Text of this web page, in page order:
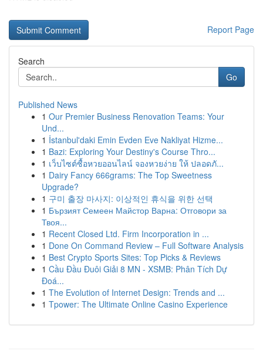
Report Page
Search
Go
Published News
1 Our Premier Business Renovation Teams: Your
Und...
1 İstanbul'daki Emin Evden Eve Nakliyat Hizme...
1 Bazi: Exploring Your Destiny's Course Thro...
1 เว็บไซต์ซื้อหวยออนไลน์ จองหวยง่าย ให้ ปลอดภั...
1 Dairy Fancy 666grams: The Top Sweetness
Upgrade?
1 구미 출장 마사지: 이상적인 휴식을 위한 선택
1 Бързият Семеен Майстор Варна: Отговори за
Твоя...
1 Recent Closed Ltd. Firm Incorporation in ...
1 Done On Command Review – Full Software Analysis
1 Best Crypto Sports Sites: Top Picks & Reviews
1 Cầu Đầu Đuôi Giải 8 MN - XSMB: Phân Tích Dự
Đoá...
1 The Evolution of Internet Design: Trends and ...
1 Tpower: The Ultimate Online Casino Experience